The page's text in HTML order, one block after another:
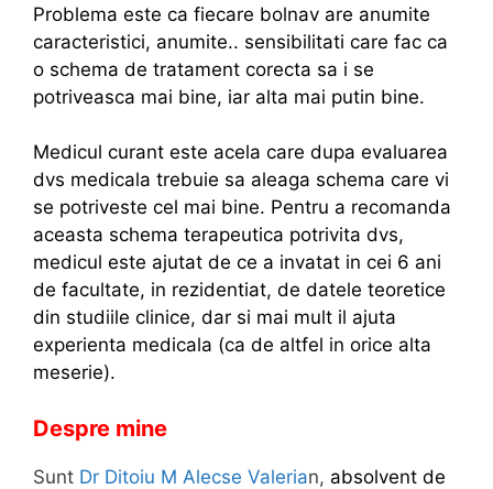
Problema este ca fiecare bolnav are anumite
caracteristici, anumite.. sensibilitati care fac ca
o schema de tratament corecta sa i se
potriveasca mai bine, iar alta mai putin bine.
Medicul curant este acela care dupa evaluarea
dvs medicala trebuie sa aleaga schema care vi
se potriveste cel mai bine. Pentru a recomanda
aceasta schema terapeutica potrivita dvs,
medicul este ajutat de ce a invatat in cei 6 ani
de facultate, in rezidentiat, de datele teoretice
din studiile clinice, dar si mai mult il ajuta
experienta medicala (ca de altfel in orice alta
meserie).
Despre mine
Sunt Dr Ditoiu M Alecse Valerian, absolvent de